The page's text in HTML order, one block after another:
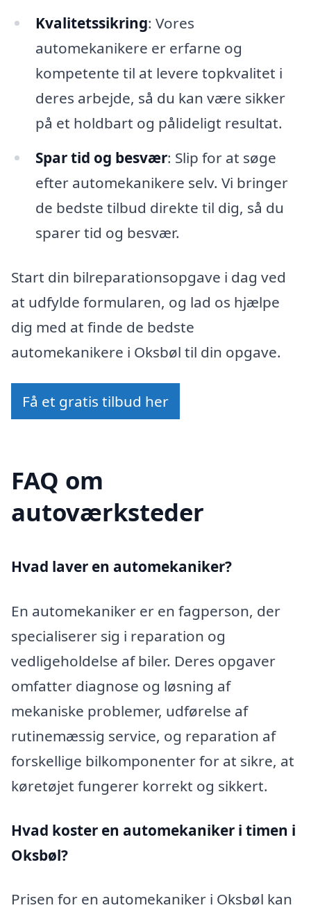
Kvalitetssikring: Vores
automekanikere er erfarne og
kompetente til at levere topkvalitet i
deres arbejde, så du kan være sikker
på et holdbart og pålideligt resultat.
Spar tid og besvær: Slip for at søge
efter automekanikere selv. Vi bringer
de bedste tilbud direkte til dig, så du
sparer tid og besvær.
Start din bilreparationsopgave i dag ved
at udfylde formularen, og lad os hjælpe
dig med at finde de bedste
automekanikere i Oksbøl til din opgave.
Få et gratis tilbud her
FAQ om
autoværksteder
Hvad laver en automekaniker?
En automekaniker er en fagperson, der
specialiserer sig i reparation og
vedligeholdelse af biler. Deres opgaver
omfatter diagnose og løsning af
mekaniske problemer, udførelse af
rutinemæssig service, og reparation af
forskellige bilkomponenter for at sikre, at
køretøjet fungerer korrekt og sikkert.
Hvad koster en automekaniker i timen i
Oksbøl?
Prisen for en automekaniker i Oksbøl kan